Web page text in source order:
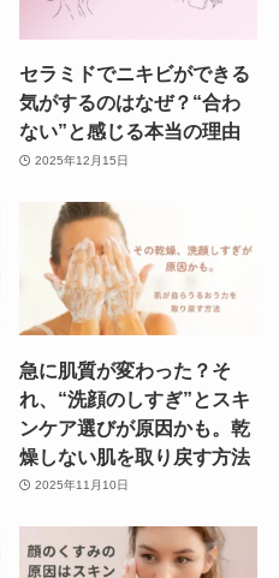
セラミドでニキビができる
気がするのはなぜ？“合わ
ない”と感じる本当の理由
2025年12月15日
急に肌質が変わった？そ
れ、“洗顔のしすぎ”とスキ
ンケア選びが原因かも。乾
燥しない肌を取り戻す方法
2025年11月10日